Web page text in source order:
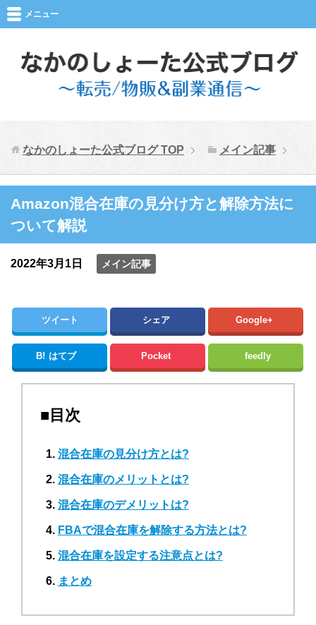
メニュー
なかのしょーた公式ブログTOP メイン記事
Amazon混合在庫の見分け方と解除方法に
ついて解説
2022年3月1日 メイン記事
ツイート シェア Google+
B! はてブ Pocket feedly
■目次
混合在庫の見分け方とは?
混合在庫のメリットとは?
混合在庫のデメリットは?
FBAで混合在庫を解除する方法とは?
混合在庫を設定する注意点とは?
まとめ